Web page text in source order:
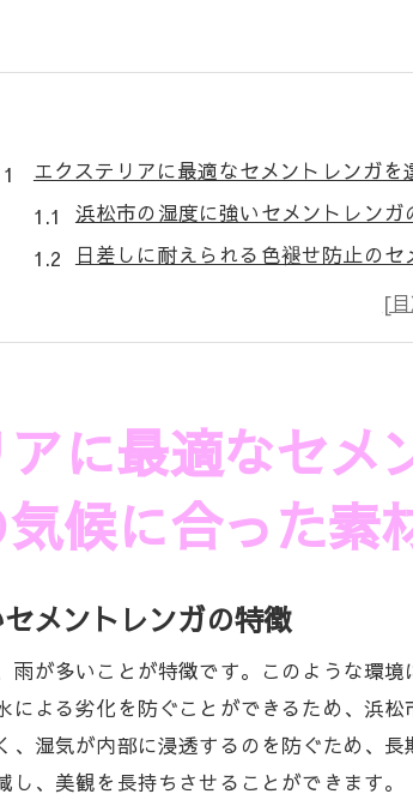
エクステリアに最適なセメントレンガ
浜松市の湿度に強いセメントレンガ
日差しに耐えられる色褪せ防止のセ
セメントレンガの選び方と浜松市特
長持ちするためのセメントレンガの
セメントレンガ選びで失敗しないた
耐久性とデザイン性を両立浜松市でのセ
耐久性を考慮したセメントレンガの
デザイン性を活かすセメントレンガ
セメントレンガのメンテナンスと長
セメントレンガを使ったユニークな
多様なデザインに対応するセメント
浜松市の自然と調和するエクステリア
自然との調和を考えたセメントレン
に最適なセメ
候に合った素
メントレンガの特徴
雨が多いことが特徴です。このような環
による劣化を防ぐことができるため、浜
、湿気が内部に浸透するのを防ぐため、
、美観を長持ちさせることができます。